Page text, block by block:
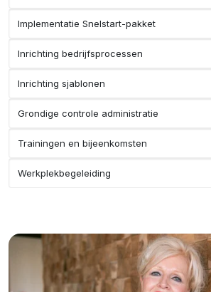
Implementatie Snelstart-pakket
Inrichting bedrijfsprocessen
Inrichting sjablonen
Grondige controle administratie
Trainingen en bijeenkomsten
Werkplekbegeleiding